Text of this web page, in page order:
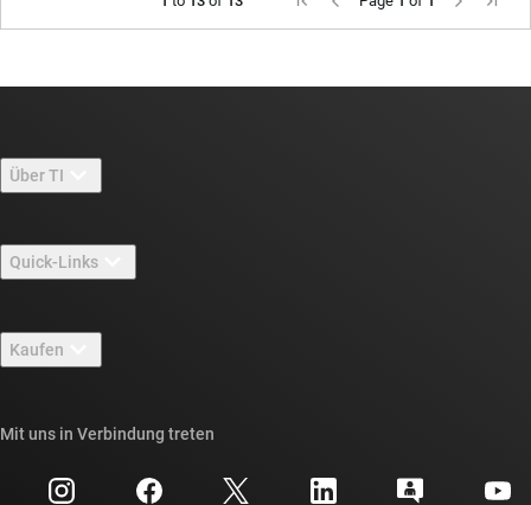
Über TI
Stellenangebote
Newsroom
Veranstaltungen
Investorenbeziehungen
Quick-Links
TI E2E™-Design-Support-Foren
Querverweis-Suche
Kundensupportzentrum
Kaufen
Mit uns in Verbindung treten